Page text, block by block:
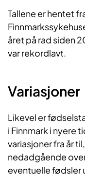
Tallene er hentet
året på rad siden
var rekordlavt.
Variasjoner
Likevel er
i Finnmark i nyere
variasjoner fra år
nedadgående
eventuelle fødsler